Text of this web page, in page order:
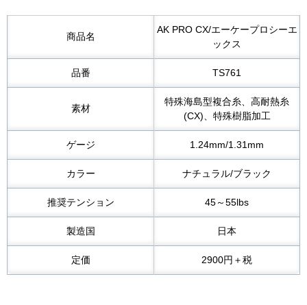
商品名
AK PRO CX/エーケープロシーエ
ックス
品番 TS761
素材
特殊海島型複合糸、高耐熱糸
(CX)、特殊樹脂加工
ゲージ 1.24mm/1.31mm
カラー ナチュラル/ブラック
推奨テンション 45～55lbs
製造国 日本
定価 2900円＋税